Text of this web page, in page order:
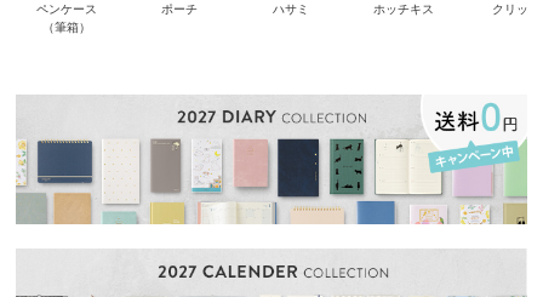
ペンケース
（筆箱）
ポーチ ハサミ ホッチキス クリップ